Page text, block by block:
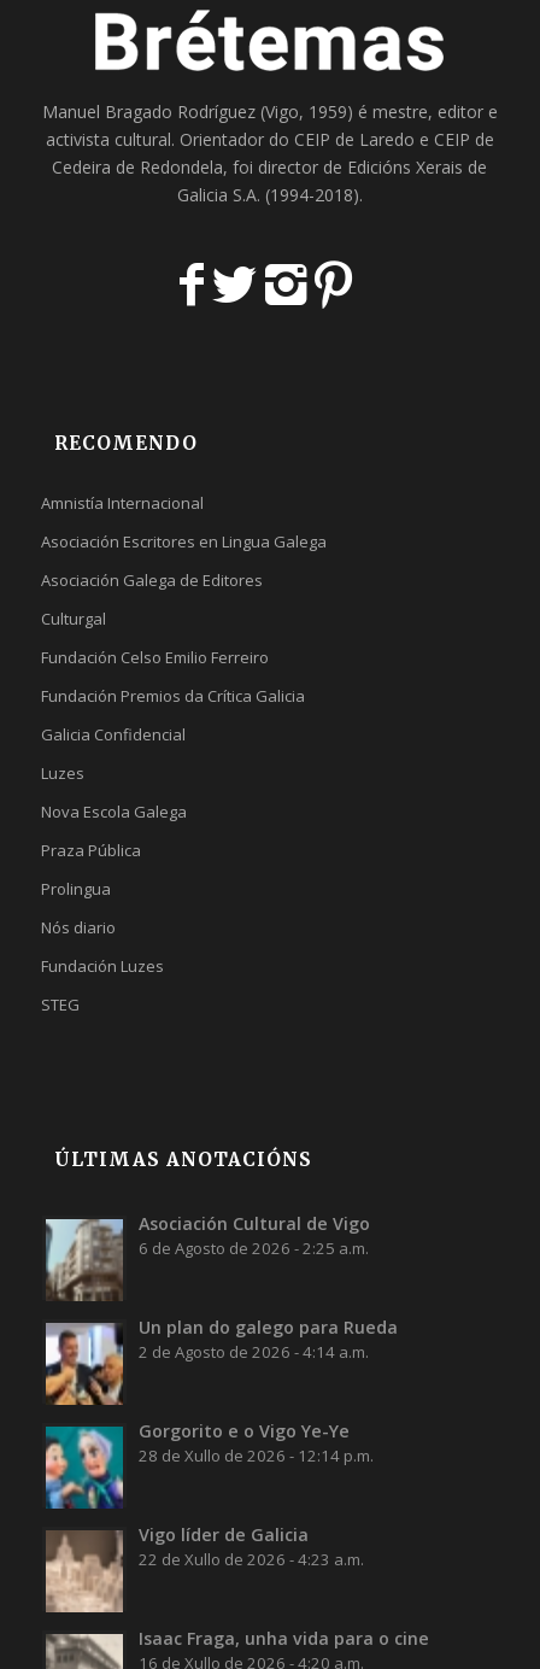
Manuel Bragado Rodríguez (Vigo, 1959) é mestre, editor e
activista cultural. Orientador do CEIP de Laredo e CEIP de
Cedeira de Redondela, foi director de Edicións Xerais de
Galicia S.A. (1994-2018).
RECOMENDO
Amnistía Internacional
Asociación Escritores en Lingua Galega
Asociación Galega de Editores
Culturgal
Fundación Celso Emilio Ferreiro
Fundación Premios da Crítica Galicia
Galicia Confidencial
Luzes
Nova Escola Galega
Praza Pública
Prolingua
Nós diario
Fundación Luzes
STEG
ÚLTIMAS ANOTACIÓNS
Asociación Cultural de Vigo
6 de Agosto de 2026 - 2:25 a.m.
Un plan do galego para Rueda
2 de Agosto de 2026 - 4:14 a.m.
Gorgorito e o Vigo Ye-Ye
28 de Xullo de 2026 - 12:14 p.m.
Vigo líder de Galicia
22 de Xullo de 2026 - 4:23 a.m.
Isaac Fraga, unha vida para o cine
16 de Xullo de 2026 - 4:20 a.m.